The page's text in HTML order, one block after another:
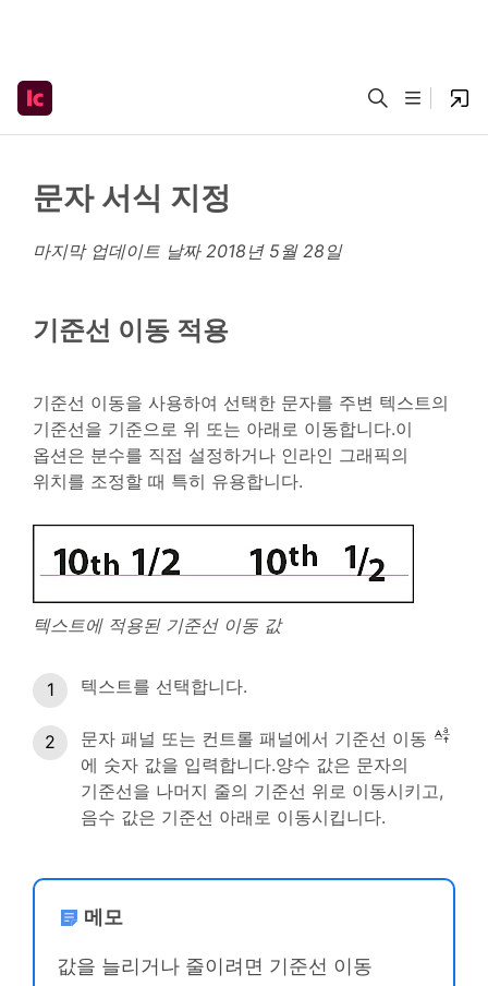
문자 서식 지정
마지막 업데이트 날짜 2018년 5월 28일
기준선 이동 적용
기준선 이동을 사용하여 선택한 문자를 주변 텍스트의
기준선을 기준으로 위 또는 아래로 이동합니다.이
옵션은 분수를 직접 설정하거나 인라인 그래픽의
위치를 조정할 때 특히 유용합니다.
텍스트에 적용된 기준선 이동 값
텍스트를 선택합니다.
문자 패널 또는 컨트롤 패널에서 기준선 이동
에 숫자 값을 입력합니다.양수 값은 문자의
기준선을 나머지 줄의 기준선 위로 이동시키고,
음수 값은 기준선 아래로 이동시킵니다.
메모
값을 늘리거나 줄이려면 기준선 이동